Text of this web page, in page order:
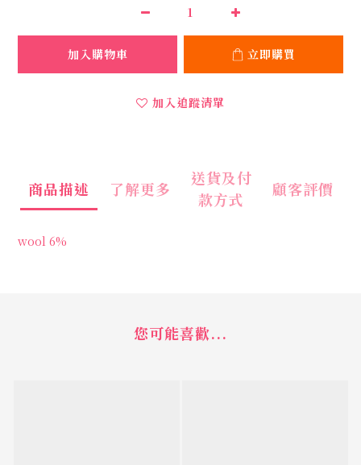
加入購物車 立即購買
加入追蹤清單
商品描述 了解更多
送貨及付
款方式
顧客評價
wool 6%
您可能喜歡...